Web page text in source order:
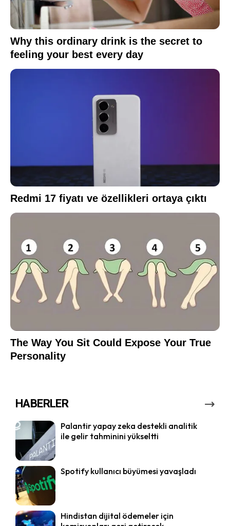
HABERLER
Palantir yapay zeka destekli analitik
ile gelir tahminini yükseltti
Spotify kullanıcı büyümesi yavaşladı
Hindistan dijital ödemeler için